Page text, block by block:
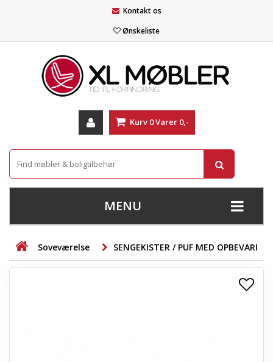
Kontakt os
Ønskeliste
Kurv 0Varer 0,-
MENU
+
STUE
+
Soveværelse SENGEKISTER / PUF MED OPBEVARING